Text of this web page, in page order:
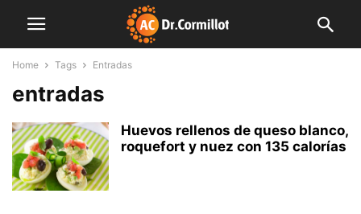
Home Tags Entradas
entradas
Huevos rellenos de queso blanco,
roquefort y nuez con 135 calorías